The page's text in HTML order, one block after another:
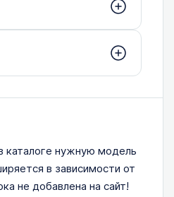
каталоге нужную модель
в зависимости от
не добавлена на сайт!